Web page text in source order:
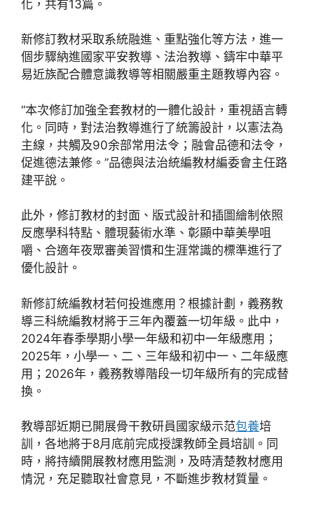
化，共有13篇。
新修訂教材采取系統融進、重點強化等方法，進一
個步驟納進國家平安教導、法治教導、鑄牢中華平
易近族配合體意識教導等相關嚴重主題教導內容。
“本次修訂加強全套教材的一體化設計，重視語言轉
化。同時，對法治教導進行了統籌設計，以憲法為
主線，共觸及90余部常用法令；融會品德和法令，
促進德法兼修。”品德與法治統編教材編委會主任路
建平說。
此外，修訂教材的封面、版式設計和插圖繪制依照
反應學科特點、體現藝術水準、彰顯中華美學咀
嚼、合適年夜眾審美習慣和生涯常識的標準進行了
優化設計。
新修訂統編教材若何投進應用？根據計劃，義務教
導三科統編教材將于三年內覆蓋一切年級。此中，
2024年春季學期小學一年級和初中一年級應用；
2025年，小學一、二、三年級和初中一、二年級應
用；2026年，義務教導階段一切年級所有的完成替
換。
教導部近期已開展骨干教研員國家級示范包養培
訓，各地將于8月底前完成授課教師全員培訓。同
時，將持續開展教材應用監測，及時清楚教材應用
情況，充足聽取社會意見，不斷進步教材質量。